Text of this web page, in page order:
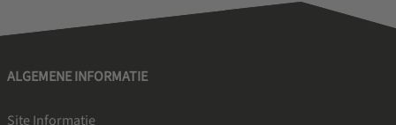
ALGEMENE INFORMATIE
Site Informatie